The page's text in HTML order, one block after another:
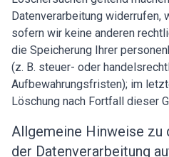
Datenverarbeitung widerrufen,
sofern wir keine anderen
die Speicherung Ihrer
(z. B. steuer- oder
Aufbewahrungsfristen); im
Löschung nach Fortfall dieser
Allgemeine Hinweise zu
der Datenverarbeitung